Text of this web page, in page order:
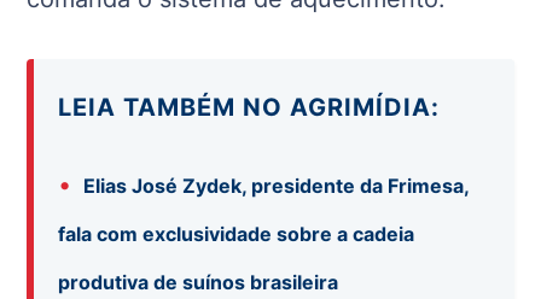
LEIA TAMBÉM NO AGRIMÍDIA:
•
Elias José Zydek, presidente da Frimesa,
fala com exclusividade sobre a cadeia
produtiva de suínos brasileira